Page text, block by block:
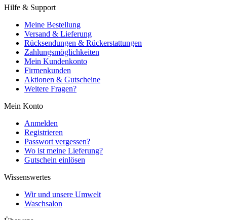
Hilfe & Support
Meine Bestellung
Versand & Lieferung
Rücksendungen & Rückerstattungen
Zahlungsmöglichkeiten
Mein Kundenkonto
Firmenkunden
Aktionen & Gutscheine
Weitere Fragen?
Mein Konto
Anmelden
Registrieren
Passwort vergessen?
Wo ist meine Lieferung?
Gutschein einlösen
Wissenswertes
Wir und unsere Umwelt
Waschsalon